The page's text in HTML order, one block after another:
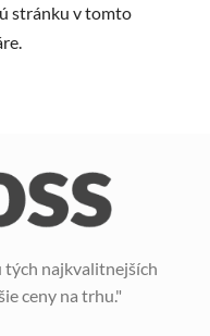
stránku v tomto
tých najkvalitnejších
ceny na trhu."